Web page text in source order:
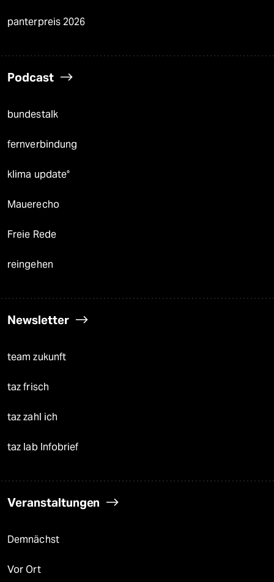
panterpreis 2026
Podcast
bundestalk
fernverbindung
klima update°
Mauerecho
Freie Rede
reingehen
Newsletter
team zukunft
taz frisch
taz zahl ich
taz lab Infobrief
Veranstaltungen
Demnächst
Vor Ort